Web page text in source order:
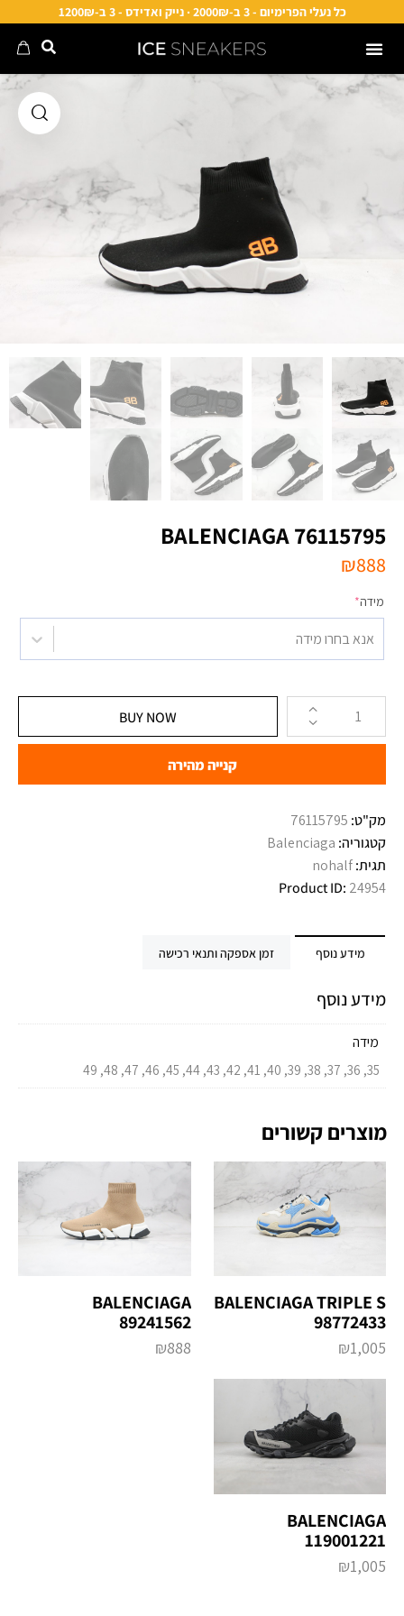
כל נעלי הפרימיום - 3 ב-2000₪ · נייק ואדידס - 3 ב-1200₪
BALENCIAGA 76115795
₪888
מידה*
אנא בחרו מידה
BUY NOW
קנייה מהירה
מק"ט: 76115795
קטגוריה: Balenciaga
תגית:nohalf
Product ID: 24954
מידע נוסף זמן אספקה ותנאי רכישה
מידע נוסף
מידה
35, 36, 37, 38, 39, 40, 41, 42, 43, 44, 45, 46, 47, 48, 49
מוצרים קשורים
BALENCIAGA TRIPLE S
98772433
₪1,005
BALENCIAGA
89241562
₪888
BALENCIAGA
119001221
₪1,005